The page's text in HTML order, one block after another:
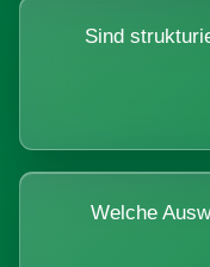
Sind
Welche